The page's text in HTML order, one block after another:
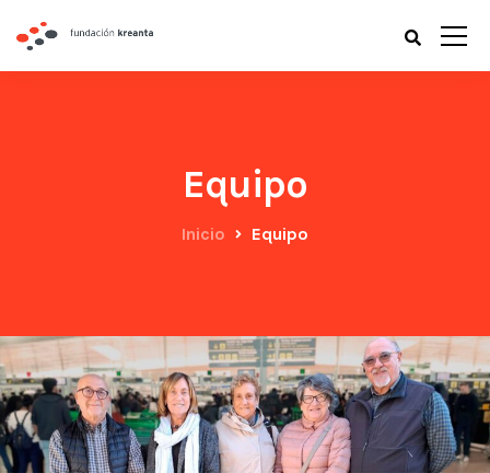
Equipo
Inicio Equipo